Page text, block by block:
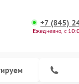
+7 (845)
Ежедневно, с